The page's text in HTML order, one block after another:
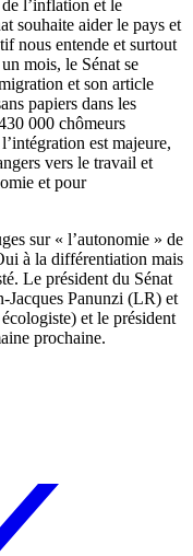
l’inflation et le
souhaite aider le pays et
nous entende et surtout
mois, le Sénat se
et son article
papiers dans les
000 chômeurs
est majeure,
vers le travail et
et pour
sur « l’autonomie » de
à la différentiation mais
Le président du Sénat
Jacques Panunzi (LR) et
et le président
prochaine.